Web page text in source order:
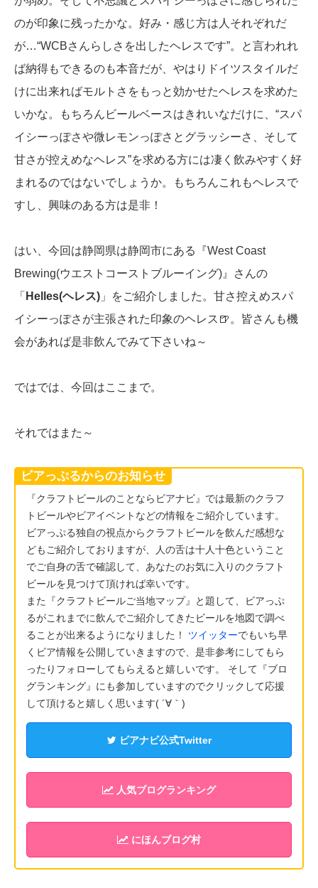
のが印象に残ったかな。好み・感じ方は人それぞれだ
が…“WCBさんらしさを出したヘレスです”。と言われれ
ば納得もできるのも本音だが、やはりドイツスタイルだ
けに出来ればモルトさをもっと効かせたヘレスを求めた
いかな。もちろんビールベースはきれいなだけに、“スパ
イシーっぽさや微レモンっぽさとグラッシーさ、そして
甘さが控えめなヘレス”を求める方には凄く飲みやすく好
まれるのではないでしょうか。もちろんこれもヘレスで
すし、興味のある方は是非！
はい、今回は静岡県は静岡市にある『West Coast
Brewing(ウエストコーストブルーイング)』さんの
「 Helles(ヘレス) 」をご紹介しました。甘さ控えめスパ
イシーっぽさが主張された印象のヘレス🍺。皆さんも機
会があれば是非飲んでみて下さいね～
ではでは、今回はここまで。
それではまた～
ビアっぷるからのお知らせ
『クラフトビールのことならビアナビ』では最新のクラフ
トビールやビアイベントなどの情報をご紹介しています。
ビアっぷる独自の視点からクラフトビールを飲んだ感想な
どもご紹介しておりますが、人の舌は十人十色ということ
でご自身の舌で確認して、あなたのお気に入りのクラフト
ビールを見つけて頂ければ幸いです。
また『クラフトビールご当地マップ』と題して、ビアっぷ
るがこれまでに飲んでご紹介してきたビールを地図で調べ
ることが出来るようになりました！ ツイッターでもいち早
くビア情報を公開していきますので、是非参考にしてもら
ったりフォローしてもらえると嬉しいです。 そして『ブロ
グランキング』にも参加していますのでクリックして応援
して頂けると嬉しく思います( ´∀｀)
ビアナビ公式Twitter
人気ブログランキング
にほんブログ村